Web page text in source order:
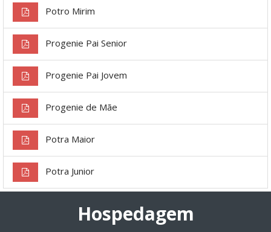
Potro Mirim
Progenie Pai Senior
Progenie Pai Jovem
Progenie de Mãe
Potra Maior
Potra Junior
Hospedagem